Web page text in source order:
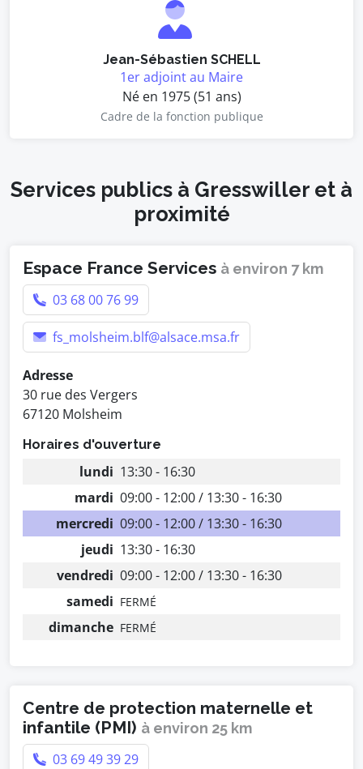
Jean-Sébastien SCHELL
1er adjoint au Maire
Né en 1975 (51 ans)
Cadre de la fonction publique
Services publics à Gresswiller et à
proximité
Espace France Services à environ 7 km
03 68 00 76 99
fs_molsheim.blf@alsace.msa.fr
Adresse
30 rue des Vergers
67120 Molsheim
Horaires d'ouverture
lundi 13:30 - 16:30
mardi 09:00 - 12:00 / 13:30 - 16:30
mercredi 09:00 - 12:00 / 13:30 - 16:30
jeudi 13:30 - 16:30
vendredi 09:00 - 12:00 / 13:30 - 16:30
samedi FERMÉ
dimanche FERMÉ
Centre de protection maternelle et
infantile (PMI) à environ 25 km
03 69 49 39 29